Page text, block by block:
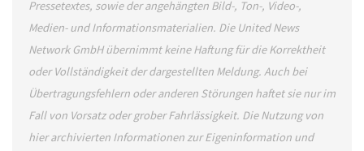
Pressetextes, sowie der angehängten Bild-, Ton-, Video-,
Medien- und Informationsmaterialien. Die United News
Network GmbH übernimmt keine Haftung für die Korrektheit
oder Vollständigkeit der dargestellten Meldung. Auch bei
Übertragungsfehlern oder anderen Störungen haftet sie nur im
Fall von Vorsatz oder grober Fahrlässigkeit. Die Nutzung von
hier archivierten Informationen zur Eigeninformation und